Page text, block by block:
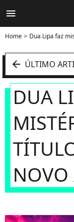
menu
Home Dua Lipa faz
arrow_left ÚLTIMO
DUA